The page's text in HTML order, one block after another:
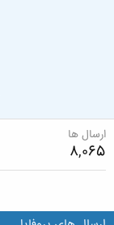
ارسال ها
8,065